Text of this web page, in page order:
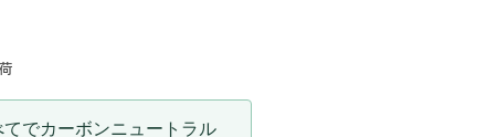
でカーボンニュートラル